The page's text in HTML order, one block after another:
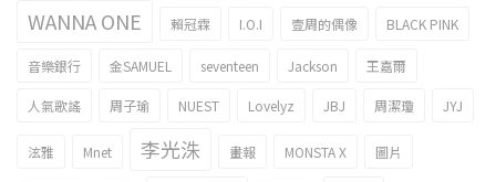
WANNA ONE 賴冠霖 I.O.I 壹周的偶像 BLACK PINK
音樂銀行 金SAMUEL seventeen Jackson 王嘉爾
人氣歌謠 周子瑜 NUEST Lovelyz JBJ 周潔瓊 JYJ
泫雅 Mnet 李光洙 畫報 MONSTA X 圖片